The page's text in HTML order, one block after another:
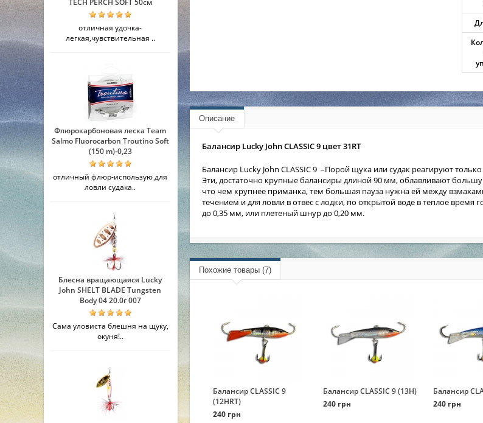
TECH PERCH SOFT 50см
отличная удочка-
легкая,чувствительная ..
Флюрокарбоновая леска Team
Salmo Fluorocarbon Troutino Soft
(150 m)-0,23
отличный флюр-использую для
ловли судака..
Блесна вращающаяся Lucky
John SHELT BLADE Tungsten
Body 04 20.0г 007
Сама уловиста блешня на щуку,
окуня!..
Описание
Балансир Lucky John CLASSIC 9 цвет 31RT
Балансир Lucky John CLASSIC 9 –Порой щука или судак реагируют
Эти, достаточно крупные балансиры длиной 90 мм, облавливают
что чем крупнее приманка, тем большая пауза нужна ей между
течением и для ловли в отвес с лодки, по открытой воде в теплое
до 0,35 мм, или плетеный шнур до 0,20 мм.
Похожие товары (7)
Балансир CLASSIC 9
(12HRT)
240 грн
Балансир CLASSIC 9 (13H)
240 грн
Балансир
240 грн